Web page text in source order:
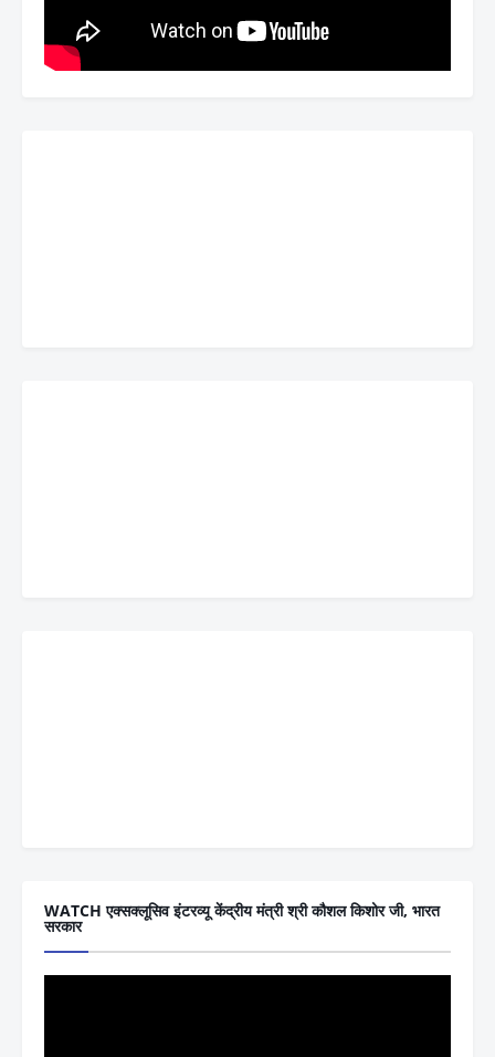
WATCH एक्सक्लूसिव इंटरव्यू केंद्रीय मंत्री श्री कौशल किशोर जी, भारत
सरकार